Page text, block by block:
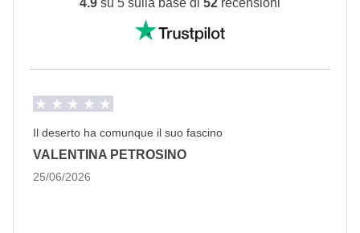
amico e durante il giorno potremo mangiare in zone
private. Essere un WeRoader vuol dire anche
rispettare le tradizioni locali come questa, sarà
4.9 su 5 sulla base di 52 recensioni
Il deserto ha comunque il suo fascino
VALENTINA PETROSINO
25/06/2026